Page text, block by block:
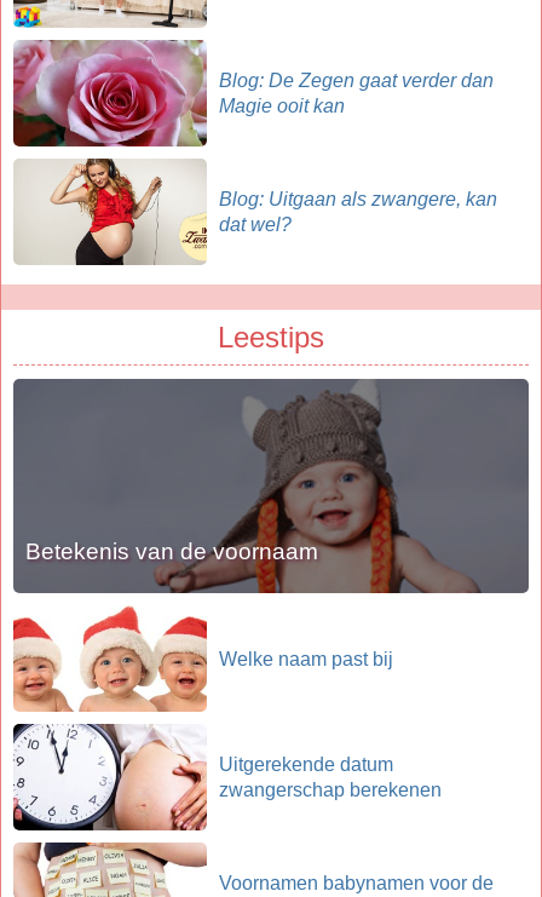
Blog: De Zegen gaat verder dan
Magie ooit kan
Blog: Uitgaan als zwangere, kan
dat wel?
Leestips
Betekenis van de voornaam
Welke naam past bij
Uitgerekende datum
zwangerschap berekenen
Voornamen babynamen voor de